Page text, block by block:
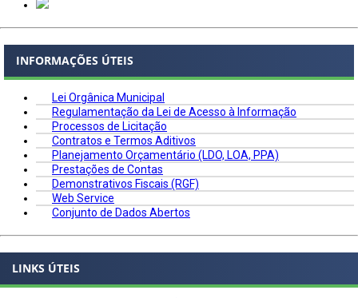
INFORMAÇÕES ÚTEIS
Lei Orgânica Municipal
Regulamentação da Lei de Acesso à Informação
Processos de Licitação
Contratos e Termos Aditivos
Planejamento Orçamentário (LDO, LOA, PPA)
Prestações de Contas
Demonstrativos Fiscais (RGF)
Web Service
Conjunto de Dados Abertos
LINKS ÚTEIS